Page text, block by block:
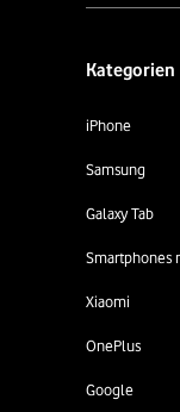
Kategorien
iPhone
Samsung
Galaxy Tab
Smartphones
Xiaomi
OnePlus
Google